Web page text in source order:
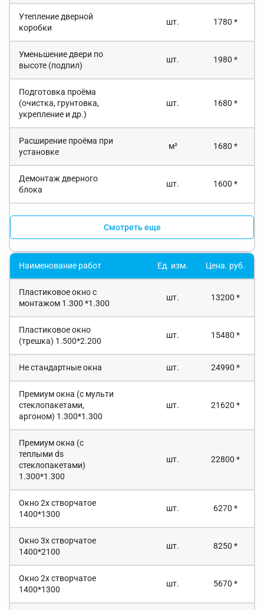
Утепление дверной
коробки
шт. 1780 *
Уменьшение двери по
высоте (подпил)
шт. 1980 *
Подготовка проёма
(очистка, грунтовка,
укрепление и др.)
шт. 1680 *
Расширение проёма при
установке
м² 1680 *
Демонтаж дверного
блока
шт. 1600 *
Смотреть еще
Наименование работ Ед. изм. Цена. руб.
Пластиковое окно с
монтажом 1.300 *1.300
шт. 13200 *
Пластиковое окно
(трешка) 1.500*2.200
шт. 15480 *
Не стандартные окна шт. 24990 *
Премиум окна (с мульти
стеклопакетами,
аргоном) 1.300*1.300
шт. 21620 *
Премиум окна (с
теплыми ds
стеклопакетами)
1.300*1.300
шт. 22800 *
Окно 2х створчатое
1400*1300
шт. 6270 *
Окно 3х створчатое
1400*2100
шт. 8250 *
Окно 2х створчатое
1400*1300
шт. 5670 *